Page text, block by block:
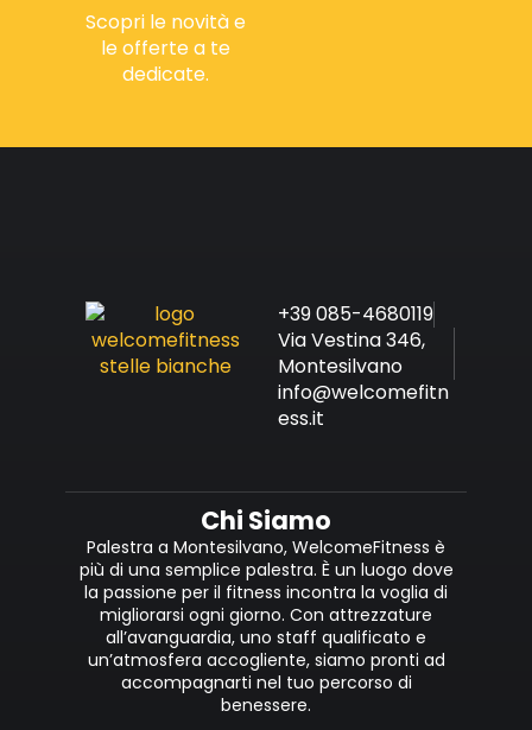
Scopri le novità e
le offerte a te
dedicate.
+39 085-4680119
Via Vestina 346,
Montesilvano
info@welcomefitn
ess.it
Chi Siamo
Palestra a Montesilvano, WelcomeFitness è
più di una semplice palestra. È un luogo dove
la passione per il fitness incontra la voglia di
migliorarsi ogni giorno. Con attrezzature
all’avanguardia, uno staff qualificato e
un’atmosfera accogliente, siamo pronti ad
accompagnarti nel tuo percorso di
benessere.